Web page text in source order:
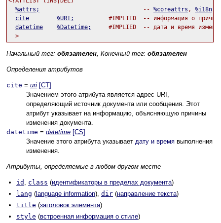
%attrs;
                              --
%coreattrs , %i18n
cite
%URI;
#IMPLIED  -- информация о
datetime
%Datetime;
#IMPLIED  -- дата и время
Начальный тег: обязателен , Конечный тег: обязателен
Определения атрибутов
cite = uri [CT]
Значением этого атрибута является адрес URI,
определяющий источник документа или сообщения. Этот
атрибут указывает на информацию, объясняющую причины
изменения документа.
datetime = datetime [CS]
Значение этого атрибута указывает дату и время выполнения
изменения.
Атрибуты, определяемые в любом другом месте
id class (идентификаторы в пределах документа)
lang ( language information), dir (направление текста)
title (заголовок элемента)
style (встроенная информация о стиле)